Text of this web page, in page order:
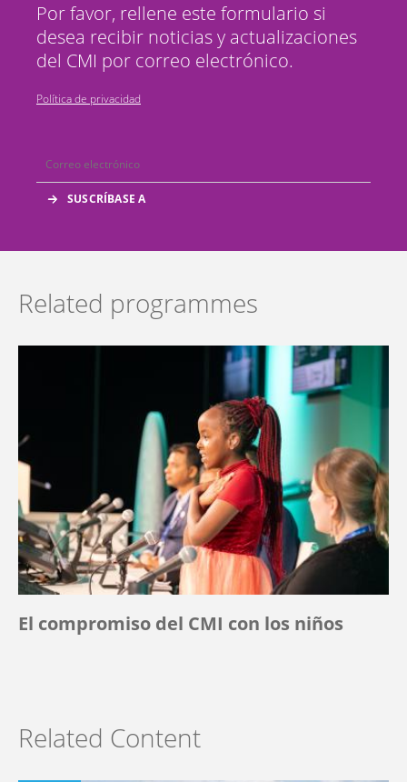
Por favor, rellene este formulario si
desea recibir noticias y actualizaciones
del CMI por correo electrónico.
Política de privacidad
Related programmes
El compromiso del CMI con los niños
Related Content